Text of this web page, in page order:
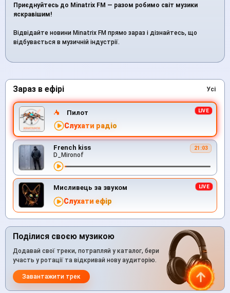
Приєднуйтесь до Minatrix FM — разом робимо світ музики
яскравішим!
Відвідайте новини Minatrix FM прямо зараз і дізнайтесь, що
відбувається в музичній індустрії.
Зараз в ефірі Усі
Пилот
Слухати радіо
French kiss 21:03
D_Mironof
Мисливець за звуком
Слухати ефір
Поділися своєю музикою
Додавай свої треки, потрапляй у каталог, бери
участь у ротації та відкривай нову аудиторію.
Завантажити трек